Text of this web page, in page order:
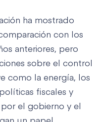
ha mostrado
con los
anteriores, pero
sobre el control
como la energía, los
fiscales y
el gobierno y el